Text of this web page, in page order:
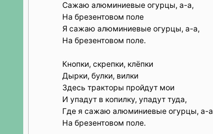
Сажаю алюминиевые огурцы, а-а,
На брезентовом поле
Я сажаю алюминиевые огурцы, а-а,
На брезентовом поле.
Кнопки, скрепки, клёпки
Дырки, булки, вилки
Здесь тракторы пройдут мои
И упадут в копилку, упадут туда,
Где я сажаю алюминиевые огурцы, а-а
На брезентовом поле.